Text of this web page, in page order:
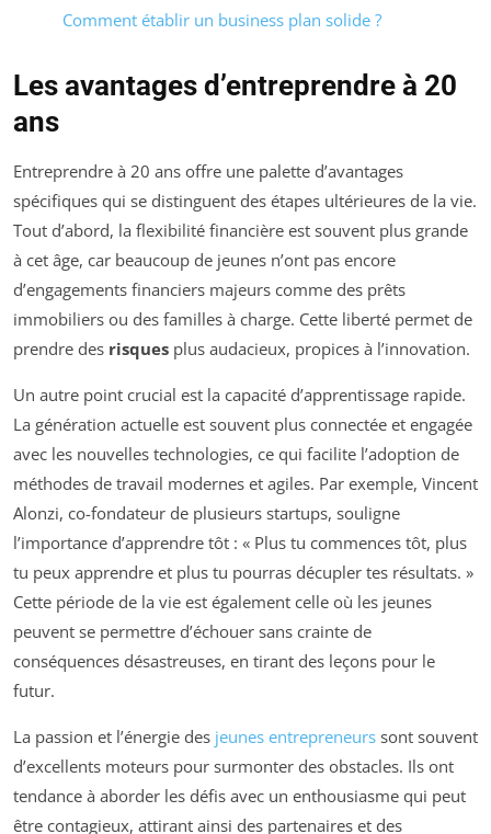
Comment établir un business plan solide ?
Les avantages d’entreprendre à 20
ans
Entreprendre à 20 ans offre une palette d’avantages
spécifiques qui se distinguent des étapes ultérieures de la vie.
Tout d’abord, la flexibilité financière est souvent plus grande
à cet âge, car beaucoup de jeunes n’ont pas encore
d’engagements financiers majeurs comme des prêts
immobiliers ou des familles à charge. Cette liberté permet de
prendre des risques plus audacieux, propices à l’innovation.
Un autre point crucial est la capacité d’apprentissage rapide.
La génération actuelle est souvent plus connectée et engagée
avec les nouvelles technologies, ce qui facilite l’adoption de
méthodes de travail modernes et agiles. Par exemple, Vincent
Alonzi, co-fondateur de plusieurs startups, souligne
l’importance d’apprendre tôt : « Plus tu commences tôt, plus
tu peux apprendre et plus tu pourras décupler tes résultats. »
Cette période de la vie est également celle où les jeunes
peuvent se permettre d’échouer sans crainte de
conséquences désastreuses, en tirant des leçons pour le
futur.
La passion et l’énergie des jeunes entrepreneurs sont souvent
d’excellents moteurs pour surmonter des obstacles. Ils ont
tendance à aborder les défis avec un enthousiasme qui peut
être contagieux, attirant ainsi des partenaires et des